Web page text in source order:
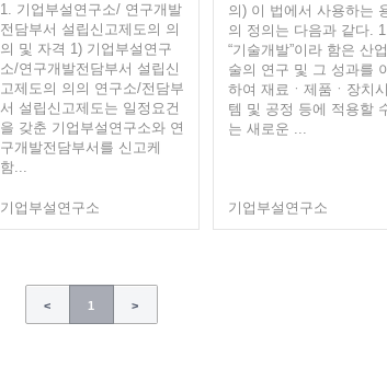
1. 기업부설연구소/ 연구개발
전담부서 설립신고제도의 의
의 및 자격 1) 기업부설연구
소/연구개발전담부서 설립신
고제도의 의의 연구소/전담부
서 설립신고제도는 일정요건
을 갖춘 기업부설연구소와 연
구개발전담부서를 신고케
함...
기업부설연구소
의) 이 법에서 사용하는
의 정의는 다음과 같다.
“기술개발”이라 함은 산
술의 연구 및 그 성과를
하여 재료ㆍ제품ㆍ장치
템 및 공정 등에 적용할
는 새로운 ...
기업부설연구소
< 1 >